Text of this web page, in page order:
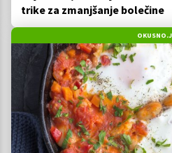
trike za zmanjšanje bolečine